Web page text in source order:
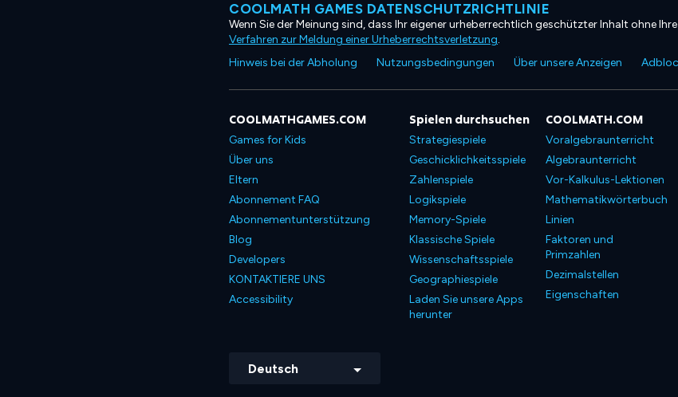
COOLMATH GAMES DATENSCHUTZRICHTLINIE
Wenn Sie der Meinung sind, dass Ihr eigener urheberrechtlich geschützter Inhalt ohne
Verfahren zur Meldung einer Urheberrechtsverletzung.
Hinweis bei der Abholung
Nutzungsbedingungen Über unsere Anzeigen
COOLMATHGAMES.COM
Games for Kids
Über uns
Eltern
Abonnement FAQ
Abonnementunterstützung
Blog
Developers
KONTAKTIERE UNS
Accessibility
Spielen durchsuchen
Strategiespiele
Geschicklichkeitsspiele
Zahlenspiele
Logikspiele
Memory-Spiele
Klassische Spiele
Wissenschaftsspiele
Geographiespiele
Laden Sie unsere Apps
herunter
COOLMATH.COM
Voralgebraunterricht
Algebraunterricht
Vor-Kalkulus-Lektionen
Mathematikwörterbuch
Linien
Faktoren und
Primzahlen
Dezimalstellen
Eigenschaften
Deutsch